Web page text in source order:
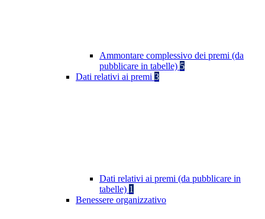
Ammontare complessivo dei premi (da
pubblicare in tabelle) 5
Dati relativi ai premi 3
Dati relativi ai premi (da pubblicare in
tabelle) 1
Benessere organizzativo